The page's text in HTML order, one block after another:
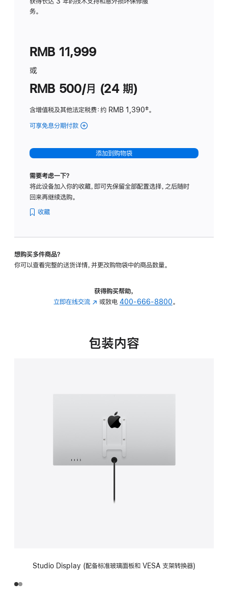
务。
RMB 11,999
或
RMB 500/月 (24 期)
含增值税及其他法定税费：约 RMB 1,390脚
‡。
可享免息分期付款 (Studio
-
标
璃
转
的
添加到购物袋
需要考虑一下？
将此设备加入你的收藏，即可先保留全部配置选择，之后随时
回来再继续选购。
收藏
想购买多件商品？
你可以查看完整的送货详情，并更改购物袋中的商品数量。
获得购买帮助，
立即在线交流 (在
中
或致电 400-666-8800。
包装内容
Studio Display (配备标准玻璃面板和 VESA 支架转换器)